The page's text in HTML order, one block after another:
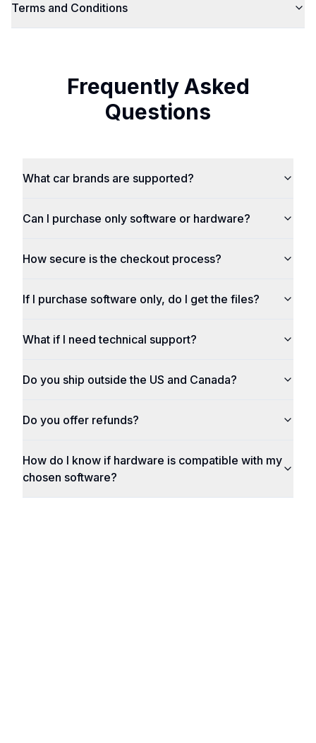
Terms and Conditions
Frequently Asked
Questions
What car brands are supported?
Can I purchase only software or hardware?
How secure is the checkout process?
If I purchase software only, do I get the files?
What if I need technical support?
Do you ship outside the US and Canada?
Do you offer refunds?
How do I know if hardware is compatible with my
chosen software?